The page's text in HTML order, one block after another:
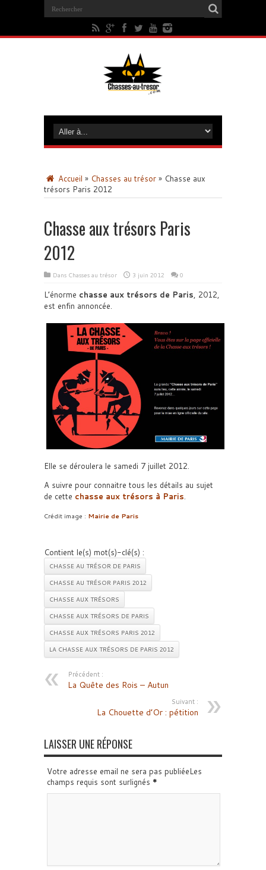
Accueil » Chasses au trésor » Chasse aux
trésors Paris 2012
Chasse aux trésors Paris
2012
Dans Chasses au trésor 3 juin 2012 0
L’énorme chasse aux trésors de Paris, 2012,
est enfin annoncée.
Elle se déroulera le samedi 7 juillet 2012.
A suivre pour connaitre tous les détails au sujet
de cette chasse aux trésors à Paris.
Crédit image : Mairie de Paris
Contient le(s) mot(s)-clé(s) :
CHASSE AU TRÉSOR DE PARIS
CHASSE AU TRÉSOR PARIS 2012
CHASSE AUX TRÉSORS
CHASSE AUX TRÉSORS DE PARIS
CHASSE AUX TRÉSORS PARIS 2012
LA CHASSE AUX TRÉSORS DE PARIS 2012
Précédent :
La Quête des Rois – Autun
Suivant :
La Chouette d’Or : pétition
LAISSER UNE RÉPONSE
Votre adresse email ne sera pas publiéeLes
champs requis sont surlignés *